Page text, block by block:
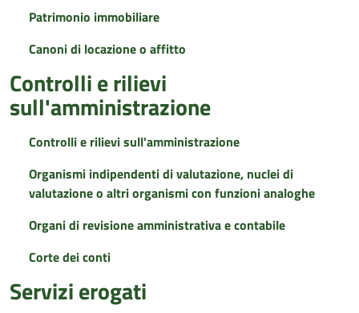
Patrimonio immobiliare
Canoni di locazione o affitto
Controlli e rilievi
sull'amministrazione
Controlli e rilievi sull'amministrazione
Organismi indipendenti di valutazione, nuclei di
valutazione o altri organismi con funzioni analoghe
Organi di revisione amministrativa e contabile
Corte dei conti
Servizi erogati